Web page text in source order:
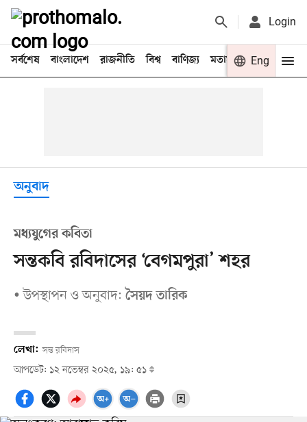
Login
সর্বশেষ বাংলাদেশ রাজনীতি বিশ্ব বাণিজ্য মতামত খেলা
Eng
অনুবাদ
মধ্যযুগের কবিতা
সন্তকবি রবিদাসের ‘বেগমপুরা’ শহর
•উপস্থাপন ও অনুবাদ: সৈয়দ তারিক
লেখা: সন্ত রবিদাস
আপডেট: ১২ নভেম্বর ২০২৫, ১৯: ৫১